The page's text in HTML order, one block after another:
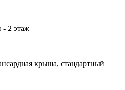
- 2 этаж
крыша, стандартный